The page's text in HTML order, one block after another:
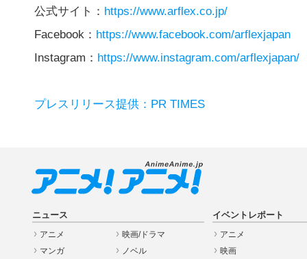
公式サイト： https://www.arflex.co.jp/
Facebook： https://www.facebook.com/arflexjapan
Instagram： https://www.instagram.com/arflexjapan/
プレスリリース提供：PR TIMES
ニュース
アニメ
映画/ドラマ
マンガ
ノベル
イベントレポート
アニメ
映画